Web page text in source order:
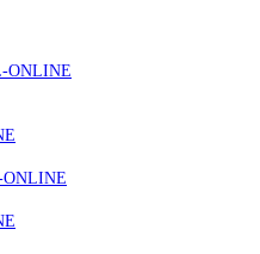
“Frequência Cardio – Sintoniza-
da Bayer
urgência ao tribunal, cada
faz a diferença”
ONLINE
ONLINE